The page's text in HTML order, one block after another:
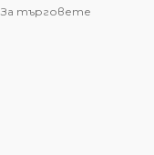
За търговете